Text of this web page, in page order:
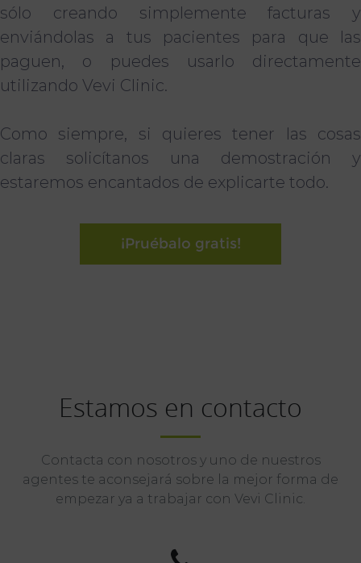
sólo creando simplemente facturas y
enviándolas a tus pacientes para que las
paguen, o puedes usarlo directamente
utilizando Vevi Clinic.
Como siempre, si quieres tener las cosas
claras solicítanos una demostración y
estaremos encantados de explicarte todo.
¡Pruébalo gratis!
Estamos en contacto
Contacta con nosotros y uno de nuestros
agentes te aconsejará sobre la mejor forma de
empezar ya a trabajar con Vevi Clinic.